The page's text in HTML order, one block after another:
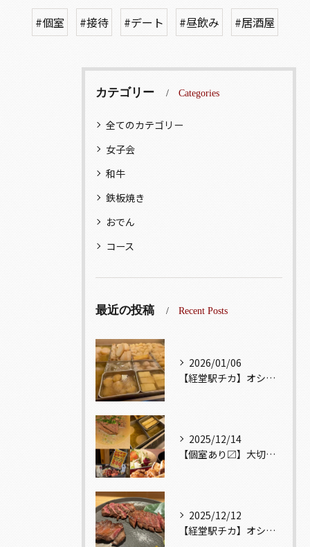
#個室 #接待 #デート #昼飲み #居酒屋
カテゴリー Categories
全てのカテゴリー
女子会
和牛
鉄板焼き
おでん
コース
最近の投稿 Recent Posts
2026/01/06
【経堂駅チカ】オシャレ居酒屋🏮出汁が美味しいおでんがオススメ...
2025/12/14
【個室あり〼】大切な記念日、お祝い事でのご来店ぜひお待ちして...
2025/12/12
【経堂駅チカ】オシャレ居酒屋🏮自慢のお肉が楽しめる🐃お得なコ...